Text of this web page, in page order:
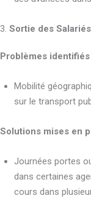
3. Sortie des
Problèmes identifiés
Mobilité
sur le transport
Solutions mises en
Journées portes
dans certaines
cours dans